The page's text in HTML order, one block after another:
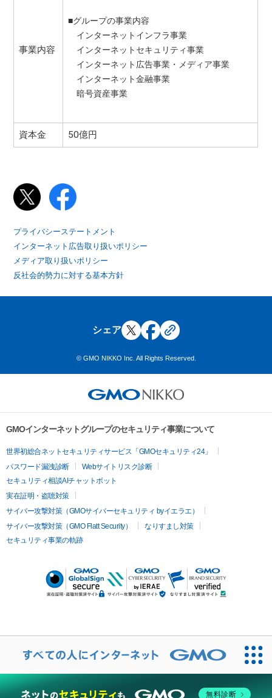
事業内容
■グループの事業内容
インターネットインフラ事業
インターネットセキュリティ事業
インターネット広告事業・メディア事業
インターネット金融事業
暗号資産事業
資本金 50億円
プライバシーステートメント
インターネット広告取り扱いポリシー
メディア取り扱いポリシー
反社会的勢力に対する基本方針
シェア
© GMO NIKKO Inc. All Rights Reserved.
GMOインターネットグループのセキュリティ事業について
世界初総合ネットセキュリティサービス「GMOセキュリティ24」
パスワード漏洩診断
Webサイトリスク診断
セキュリティ相談AIチャットボット
実在証明・盗聴対策
サイバー攻撃対策（GMOサイバーセキュリティ byイエラエ）
サイバー攻撃対策（GMO Flatt Security）
なりすまし対策
セキュリティ事業の軌跡
無料診断